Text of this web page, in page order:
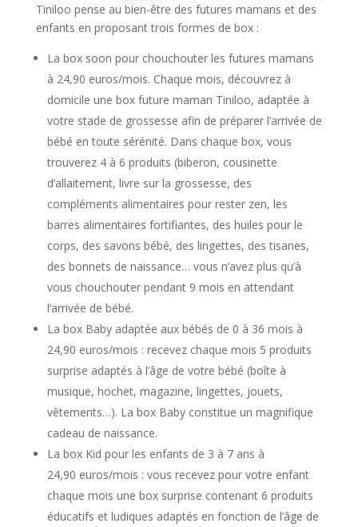
Tiniloo pense au bien-être des futures mamans et des
enfants en proposant trois formes de box :
La box soon pour chouchouter les futures mamans
à 24,90 euros/mois. Chaque mois, découvrez à
domicile une box future maman Tiniloo, adaptée à
votre stade de grossesse afin de préparer l’arrivée de
bébé en toute sérénité. Dans chaque box, vous
trouverez 4 à 6 produits (biberon, cousinette
d’allaitement, livre sur la grossesse, des
compléments alimentaires pour rester zen, les
barres alimentaires fortifiantes, des huiles pour le
corps, des savons bébé, des lingettes, des tisanes,
des bonnets de naissance… vous n’avez plus qu’à
vous chouchouter pendant 9 mois en attendant
l’arrivée de bébé.
La box Baby adaptée aux bébés de 0 à 36 mois à
24,90 euros/mois : recevez chaque mois 5 produits
surprise adaptés à l’âge de votre bébé (boîte à
musique, hochet, magazine, lingettes, jouets,
vêtements…). La box Baby constitue un magnifique
cadeau de naissance.
La box Kid pour les enfants de 3 à 7 ans à
24,90 euros/mois : vous recevez pour votre enfant
chaque mois une box surprise contenant 6 produits
éducatifs et ludiques adaptés en fonction de l’âge de